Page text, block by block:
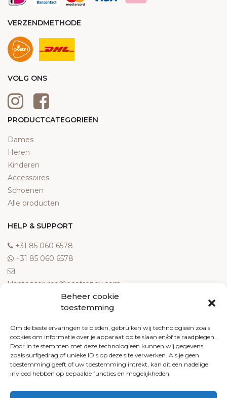
Beheer cookie
toestemming
Om de beste ervaringen te bieden, gebruiken wij technologieën zoals
cookies om informatie over je apparaat op te slaan en/of te raadplegen.
Door in te stemmen met deze technologieën kunnen wij gegevens
zoals surfgedrag of unieke ID's op deze site verwerken. Als je geen
toestemming geeft of uw toestemming intrekt, kan dit een nadelige
invloed hebben op bepaalde functies en mogelijkheden.
VERZENDMETHODE
VOLG ONS
PRODUCTCATEGORIEËN
Dames
Heren
Kinderen
Accessoires
Schoenen
Alle producten
HELP & SUPPORT
‎+31 85 060 6578
‎+31 85 060 6578
klantenservice@ecotrendy.com
Meest gestelde vragen
Contact
Algemene voorwaarden
Retourneren
Klachten
Privacy policy